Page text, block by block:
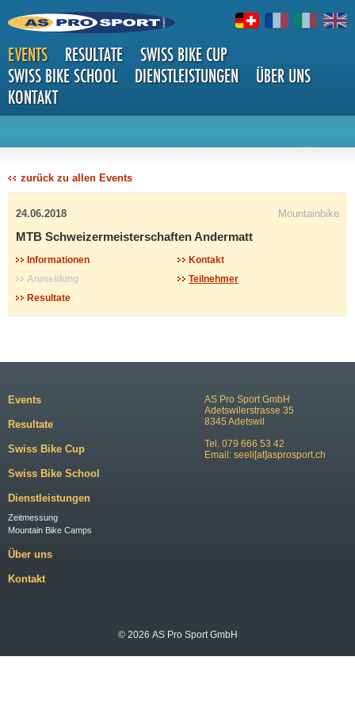
EVENTS RESULTATE
SWISS BIKE CUP
SWISS BIKE SCHOOL
DIENSTLEISTUNGEN
ÜBER UNS
KONTAKT
DETAILS
zurück zu allen Events
24.06.2018 Mountainbike
MTB Schweizermeisterschaften Andermatt
Informationen
Kontakt
Anmeldung
Teilnehmer
Resultate
AS Pro Sport GmbH
Adetswilerstrasse 35
8345 Adetswil
Tel. 079 666 53 42
Email: seeli[at]asprosport.ch
Events
Resultate
Swiss Bike Cup
Swiss Bike School
Dienstleistungen
Zeitmessung
Mountain Bike Camps
Über uns
Kontakt
© 2026 AS Pro Sport GmbH